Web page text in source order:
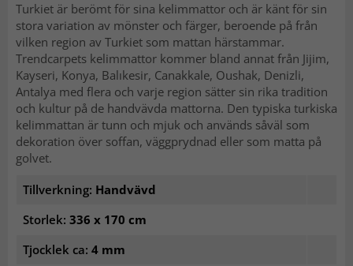
Turkiet är berömt för sina kelimmattor och är känt för sin
stora variation av mönster och färger, beroende på från
vilken region av Turkiet som mattan härstammar.
Trendcarpets kelimmattor kommer bland annat från Jijim,
Kayseri, Konya, Balıkesir, Canakkale, Oushak, Denizli,
Antalya med flera och varje region sätter sin rika tradition
och kultur på de handvävda mattorna. Den typiska turkiska
kelimmattan är tunn och mjuk och används såväl som
dekoration över soffan, väggprydnad eller som matta på
golvet.
Tillverkning: Handvävd
Storlek: 336 x 170 cm
Tjocklek ca: 4 mm